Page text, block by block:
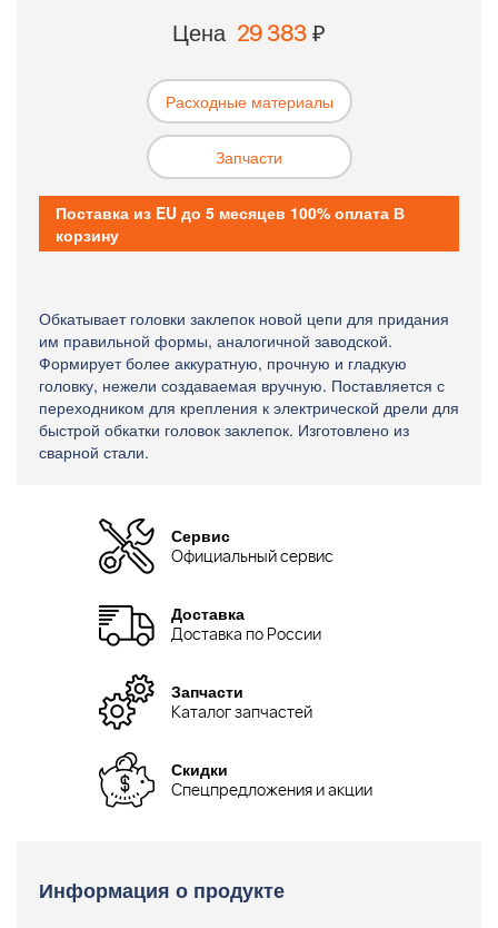
Обкатывает головки заклепок новой цепи для придания
им правильной формы, аналогичной заводской.
Формирует более аккуратную, прочную и гладкую
головку, нежели создаваемая вручную. Поставляется с
переходником для крепления к электрической дрели для
быстрой обкатки головок заклепок. Изготовлено из
сварной стали.
Цена 29 383₽
Расходные материалы
Запчасти
Поставка из EU до 5 месяцев 100% оплата В
корзину
Сервис
Официальный сервис
Доставка
Доставка по России
Запчасти
Каталог запчастей
Скидки
Спецпредложения и акции
Информация о продукте